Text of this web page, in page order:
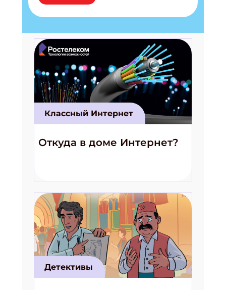
Классный Интернет
Откуда в доме Интернет?
Детективы